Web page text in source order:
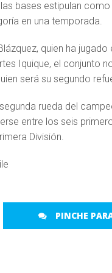
bases estipulan
en una temporada.
quien ha jugado
Iquique, el conjunto
será su segundo
rueda del
entre los seis
División.
PINCHE